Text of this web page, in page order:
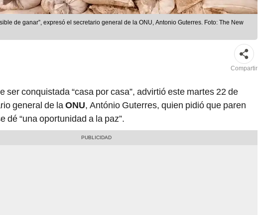
de ganar”, expresó el secretario general de la ONU, Antonio Guterres. Foto: The New
Compartir
ser conquistada “casa por casa”, advirtió este martes 22 de
general de laONU, António Guterres, quien pidió que paren
dé “una oportunidad a la paz”.